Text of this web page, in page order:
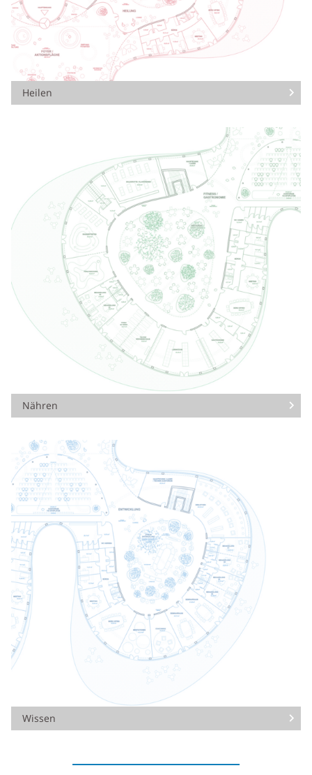
Heilen
Nähren
Wissen